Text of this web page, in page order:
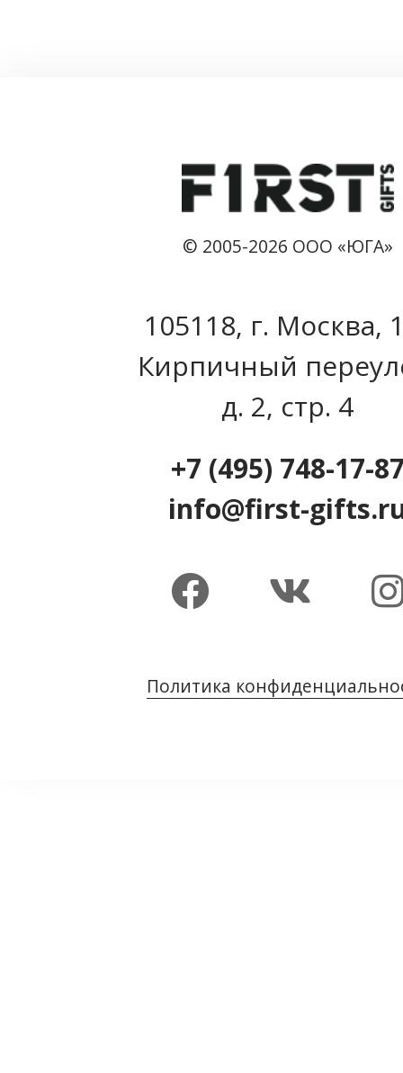
© 2005-2026 ООО «ЮГА»
105118, г. Москва,
Кирпичный
д. 2, стр. 4
+7 (495) 748-17-
info@first-
Политика